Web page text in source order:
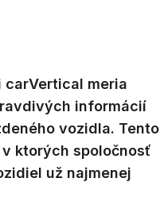
meria
informácií
vozidla. Tento
ktorých spoločnosť
už najmenej